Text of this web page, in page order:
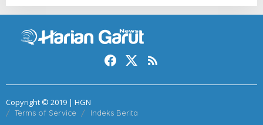
Copyright © 2019 | HGN
Terms of Service Indeks Berita